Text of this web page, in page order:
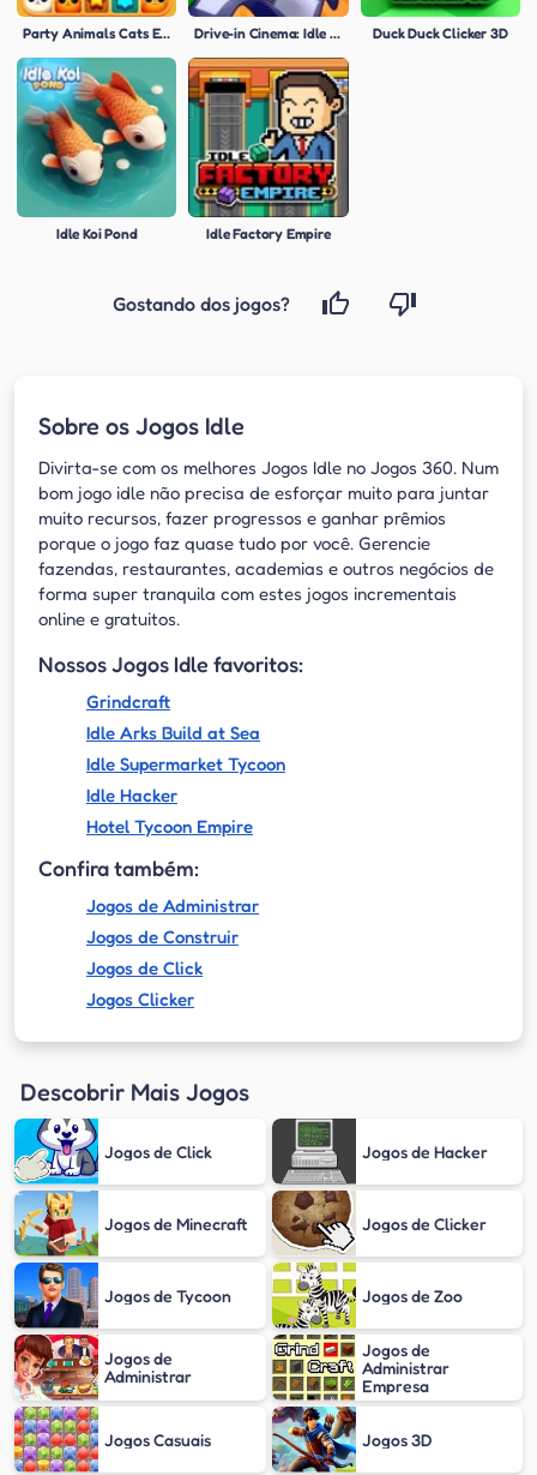
Party Animals Cats Evolution Drive-in Cinema: Idle Game Duck Duck Clicker 3D
Idle Koi Pond Idle Factory Empire
Gostando dos jogos?
Sobre os Jogos Idle
Divirta-se com os melhores Jogos Idle no Jogos 360. Num
bom jogo idle não precisa de esforçar muito para juntar
muito recursos, fazer progressos e ganhar prêmios
porque o jogo faz quase tudo por você. Gerencie
fazendas, restaurantes, academias e outros negócios de
forma super tranquila com estes jogos incrementais
online e gratuitos.
Nossos Jogos Idle favoritos:
Grindcraft
Idle Arks Build at Sea
Idle Supermarket Tycoon
Idle Hacker
Hotel Tycoon Empire
Confira também:
Jogos de Administrar
Jogos de Construir
Jogos de Click
Jogos Clicker
Descobrir Mais Jogos
Jogos de Click Jogos de Hacker
Jogos de Minecraft Jogos de Clicker
Jogos de Tycoon Jogos de Zoo
Jogos de
Administrar
Jogos de
Administrar
Empresa
Jogos Casuais Jogos 3D